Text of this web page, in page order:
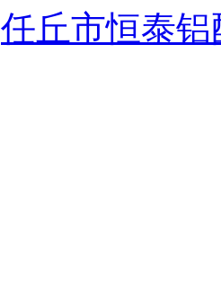
任丘市恒泰铝